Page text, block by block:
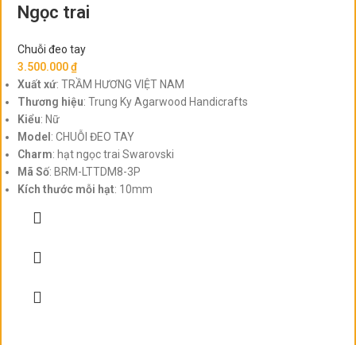
Ngọc trai
Chuỗi đeo tay
3.500.000₫
Xuất xứ: TRẦM HƯƠNG VIỆT NAM
Thương hiệu: Trung Ky Agarwood Handicrafts
Kiểu: Nữ
Model : CHUỖI ĐEO TAY
Charm: hạt ngọc trai Swarovski
Mã Số: BRM-LTTDM8-3P
Kích thước mỗi hạt: 10mm